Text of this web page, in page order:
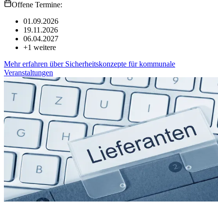
Offene Termine:
01.09.2026
19.11.2026
06.04.2027
+1 weitere
Mehr erfahren über Sicherheitskonzepte für kommunale
Veranstaltungen